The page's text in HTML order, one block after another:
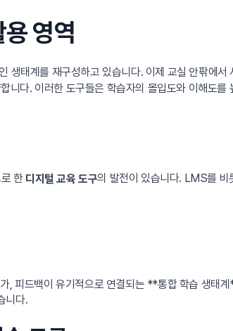
영역
생태계를 재구성하고 있습니다. 이제 교실 안팎에
다. 이러한 도구들은 학습자의 몰입도와 이해도
한 디지털 교육 도구의 발전이 있습니다. LMS를 비
피드백이 유기적으로 연결되는 **통합 학습 생태
니다.